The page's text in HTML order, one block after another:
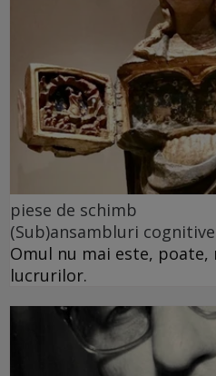
piese de schimb
(Sub)ansambluri cognitive
Omul nu mai este,
lucrurilor.